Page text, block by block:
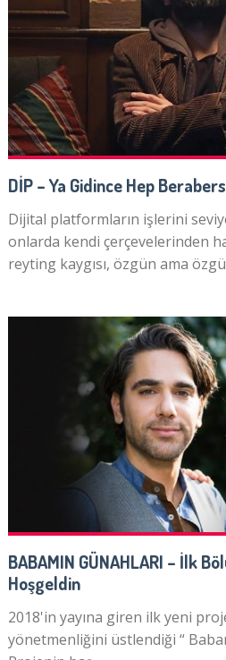
DİP – Ya Gidince Hep
Dijital platformların işlerini
onlarda kendi çerçevelerinden
reyting kaygısı, özgün ama
BABAMIN GÜNAHLARI – İlk
Hoşgeldin
2018'in yayına giren ilk yeni
yönetmenliğini üstlendiği “